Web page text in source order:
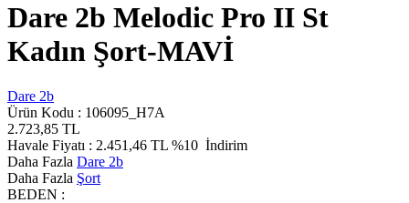
Dare 2b Melodic Pro II St
Kadın Şort-MAVİ
Dare 2b
Ürün Kodu : 106095_H7A
2.723,85 TL
Havale Fiyatı : 2.451,46 TL %10 İndirim
Daha Fazla Dare 2b
Daha Fazla Şort
BEDEN :